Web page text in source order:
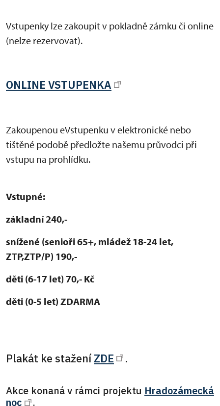
Vstupenky lze zakoupit v pokladně zámku či online
(nelze rezervovat).
ONLINE VSTUPENKA
Zakoupenou eVstupenku v elektronické nebo
tištěné podobě předložte našemu průvodci při
vstupu na prohlídku.
Vstupné:
základní 240,-
snížené (senioři 65+, mládež 18-24 let,
ZTP,ZTP/P) 190,-
děti (6-17 let) 70,- Kč
děti (0-5 let) ZDARMA
Plakát ke stažení ZDE .
Akce konaná v rámci projektu Hradozámecká
noc
.